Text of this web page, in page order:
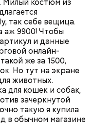
Милый костюм из
так себе вещица.
аж 9900! Чтобы
и данные
онлайн-
же за 1500,
Но тут на экране
животных.
для кошек и собак,
зачеркнутой
такую я купила
в обычном магазине
все денежные
случаях